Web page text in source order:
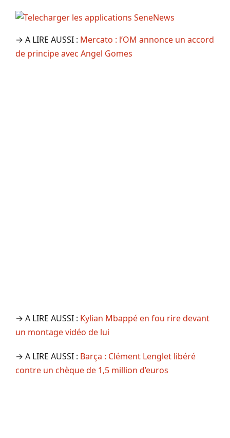
→ A LIRE AUSSI : Mercato : l’OM annonce un accord
de principe avec Angel Gomes
→ A LIRE AUSSI : Kylian Mbappé en fou rire devant
un montage vidéo de lui
→ A LIRE AUSSI : Barça : Clément Lenglet libéré
contre un chèque de 1,5 million d’euros